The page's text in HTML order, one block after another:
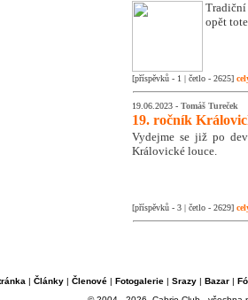
opět
[příspěvků - 1 | četlo - 2625]
19.06.2023 - Tomáš Tureček
19. ročník
Vydejme se již po
Královické louce.
[příspěvků - 3 | četlo - 2629]
| Články| Členové| Fotogalerie| Srazy| Bazar|